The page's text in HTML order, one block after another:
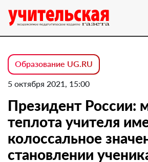
Образование UG.RU
5 октября 2021, 15:00
Президент России:
теплота учителя
колоссальное
становлении